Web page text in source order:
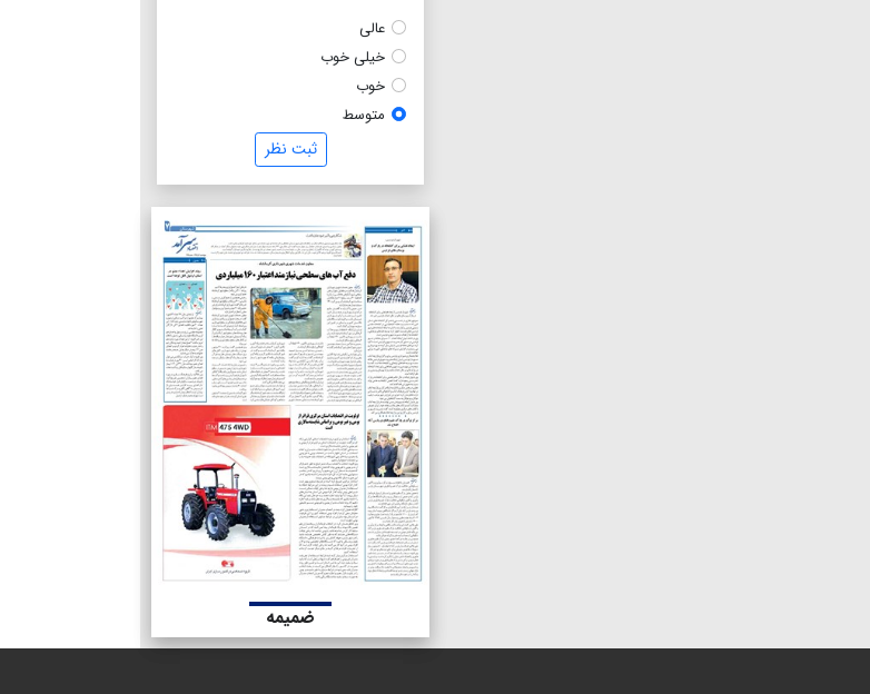
عالی
خیلی خوب
خوب
متوسط
ثبت نظر
ضمیمه